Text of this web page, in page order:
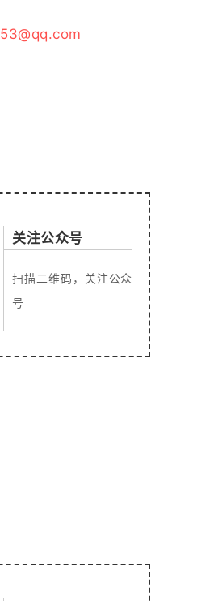
关注公众号
扫描二维码，关注公众
号